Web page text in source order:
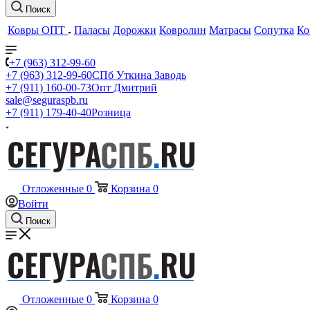
Поиск
Ковры ОПТ Паласы Дорожки Ковролин Матрасы Сопутка
+7 (963) 312-99-60
+7 (963) 312-99-60СПб Уткина Заводь
+7 (911) 160-00-73Опт Дмитрий
sale@seguraspb.ru
+7 (911) 179-40-40Розница
Отложенные 0 Корзина 0
Войти
Поиск
Отложенные 0 Корзина 0